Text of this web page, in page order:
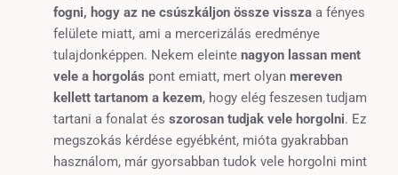
fogni, hogy az ne csúszkáljon össze vissza a fényes
felülete miatt, ami a mercerizálás eredménye
tulajdonképpen. Nekem eleinte nagyon lassan ment
vele a horgolás pont emiatt, mert olyan mereven
kellett tartanom a kezem, hogy elég feszesen tudjam
tartani a fonalat és szorosan tudjak vele horgolni. Ez
megszokás kérdése egyébként, mióta gyakrabban
használom, már gyorsabban tudok vele horgolni mint